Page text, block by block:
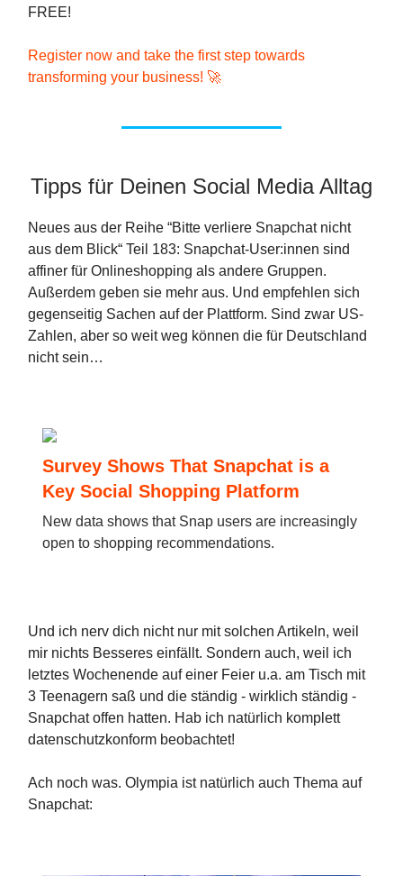
FREE!
Register now and take the first step towards
transforming your business! 🚀
Tipps für Deinen Social Media Alltag
Neues aus der Reihe “Bitte verliere Snapchat nicht
aus dem Blick“ Teil 183: Snapchat-User:innen sind
affiner für Onlineshopping als andere Gruppen.
Außerdem geben sie mehr aus. Und empfehlen sich
gegenseitig Sachen auf der Plattform. Sind zwar US-
Zahlen, aber so weit weg können die für Deutschland
nicht sein…
Survey Shows That Snapchat is a
Key Social Shopping Platform
New data shows that Snap users are increasingly
open to shopping recommendations.
Und ich nerv dich nicht nur mit solchen Artikeln, weil
mir nichts Besseres einfällt. Sondern auch, weil ich
letztes Wochenende auf einer Feier u.a. am Tisch mit
3 Teenagern saß und die ständig - wirklich ständig -
Snapchat offen hatten. Hab ich natürlich komplett
datenschutzkonform beobachtet!
Ach noch was. Olympia ist natürlich auch Thema auf
Snapchat: